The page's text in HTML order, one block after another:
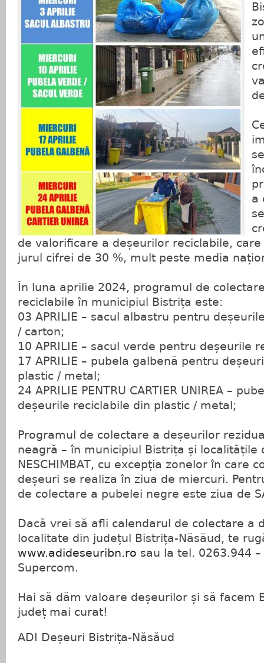
a
de valorificare a deșeurilor reciclabile,
jurul cifrei de 30 %, mult peste media
În luna aprilie 2024, programul de
reciclabile în municipiul Bistrița este:
03 APRILIE – sacul albastru pentru
/ carton;
10 APRILIE – sacul verde pentru deșeurile
17 APRILIE – pubela galbenă pentru
plastic / metal;
24 APRILIE PENTRU CARTIER UNIREA –
deșeurile reciclabile din plastic / metal;
Programul de colectare a deșeurilor
neagră – în municipiul Bistrița și localitățile
NESCHIMBAT, cu excepția zonelor în care
deșeuri se realiza în ziua de miercuri.
de colectare a pubelei negre este ziua de
Dacă vrei să afli calendarul de colectare a
localitate din județul Bistrița-Năsăud, te
www.adideseuribn.ro sau la tel. 0263.944
Supercom.
Hai să dăm valoare deșeurilor și să facem
județ mai curat!
ADI Deșeuri Bistrița-Năsăud